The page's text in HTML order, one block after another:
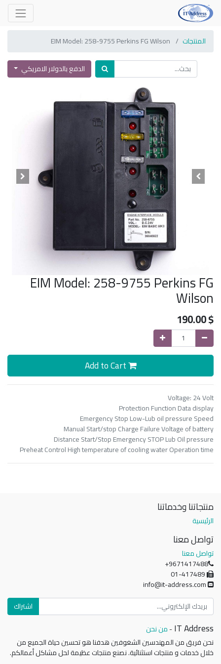
المنتجات EIM Model: 258-9755 Perkins FG Wilson
الدفع بالدولار الامريكي
EIM Model: 258-9755 Perkins FG
Wilson
$
190.00
Voltage: 24 Volt
Protection Function Data display
Emergency Stop Low-Lub oil pressure Speed
Manual Start/stop Charge Failure Voltage of battery
Distance Start/Stop Emergency STOP Lub Oil pressure
Preheat Control High temperature of cooling water Operation time
منتجاتنا وخدماتنا
الرئيسية
تواصل معنا
تواصل معنا
+9671417488
info@it-address.com
اشتراك
IT Address
-من نحن
نحن فريق من المهندسين الشغوفين هدفنا هو تحسين حياة الجميع من
خلال خدمات و منتجات استثنائية. نصنع منتجات عظيمة لحل مشاكل أعمالكم.